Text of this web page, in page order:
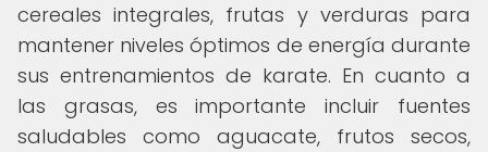
cereales integrales, frutas y verduras para
mantener niveles óptimos de energía durante
sus entrenamientos de karate. En cuanto a
las grasas, es importante incluir fuentes
saludables como aguacate, frutos secos,